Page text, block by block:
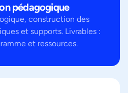
pédagogique
construction des
et supports. Livrables :
et ressources.